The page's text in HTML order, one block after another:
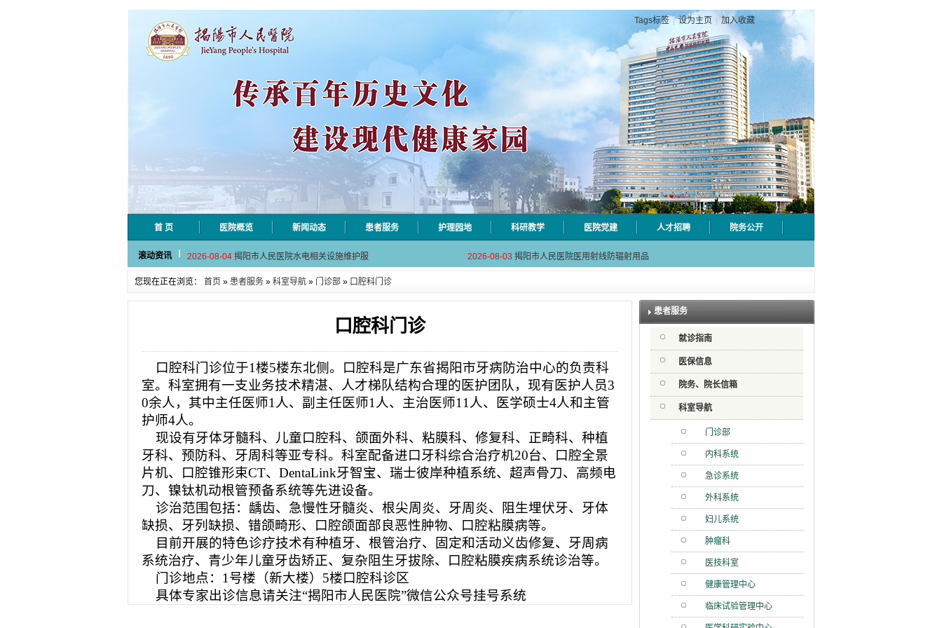
Tags标签 | 设为主页 加入收藏
首 页 医院概览 新闻动态 患者服务 护理园地 科研教学 医院党建 人才招聘 院务公开
滚动资讯
2026-08-06 揭阳市人民医院采集自动对焦相机市 2026-08-06 揭阳市人民医院对接AI-HR省级检验
2026-08-04 揭阳市人民医院水电相关设施维护服 2026-08-03 揭阳市人民医院医用射线防辐射用品
2026-07-31 学术聚力！妇儿分论坛精彩收官
2026-07-31 以学术聚合力 | 运动健康分论坛助 2026-07-31 揭阳市人民医院再添2个中山一院专
揭阳市人民医院对接AI-HR省级检验
揭阳市人民医院水电相关设施维护服
揭阳市人民医院医用射线防辐射用品
2026-07-31 学术聚力！妇儿分论坛精彩收官 2026-07-31 学术聚力促提升｜肿瘤分论坛赋能区
2026-07-31 以学术聚合力 | 运动健康分论坛助 2026-07-31 揭阳市人民医院再添2个中山一院专
您现在正在浏览： 首页 » 患者服务 » 科室导航 » 门诊部 » 口腔科门诊
口腔科门诊
口腔科门诊位于1楼5楼东北侧。
口腔科是广东省揭阳市牙病防治中心的负责科
室。科室拥有一支业务技术精湛、人才梯队结构合理的医护团队，现有医护人员3
0余人，其中主任医师1人、副主任医师1人、主治医师11人、医学硕士4人和主管
护师4人。
现设有牙体牙髓科、儿童口腔科、颌面外科、粘膜科、修复科、正畸科、种植
牙科、预防科、牙周科等亚专科。科室配备进口牙科综合治疗机20台、
口腔全景
片机、口腔锥形束CT、DentaLink牙智宝、瑞士彼岸种植系统、超声骨刀、高频电
刀、镍钛机动根管预备系统等先进设备。
诊治范围包括：龋齿、急慢性牙髓炎、根尖周炎、牙周炎、阻生埋伏牙、牙体
缺损、牙列缺损、错颌畸形、口腔颌面部良恶性肿物、口腔粘膜病等。
目前开展的特色诊疗技术有种植牙、根管治疗、固定和活动义齿修复、牙周病
系统治疗、青少年儿童牙齿矫正、复杂阻生牙拔除、口腔粘膜疾病系统诊治等。
门诊地点： 1号楼（新大楼）5楼口腔科诊区
具体专家出诊信息请关注“揭阳市人民医院”微信公众号挂号系统
患者服务
就诊指南
医保信息
院务、院长信箱
科室导航
门诊部
内科系统
急诊系统
外科系统
妇儿系统
肿瘤科
医技科室
健康管理中心
临床试验管理中心